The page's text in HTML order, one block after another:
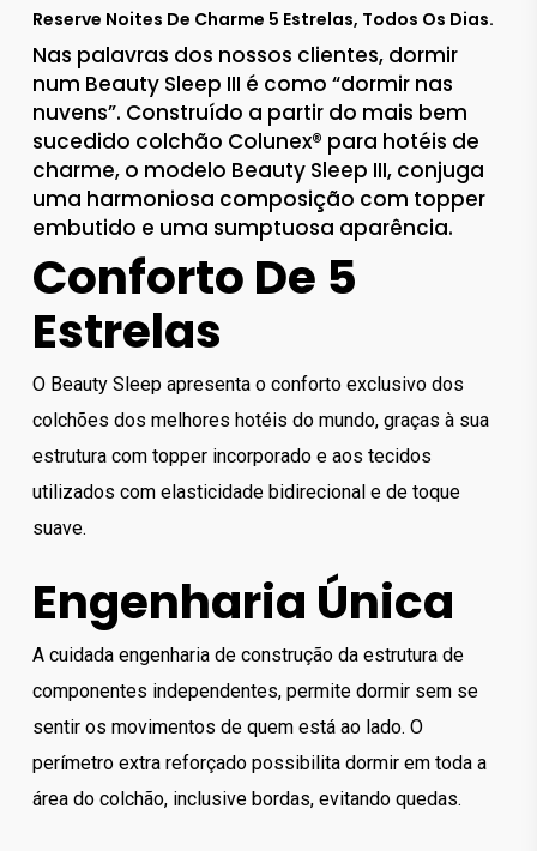
Reserve Noites De Charme 5 Estrelas, Todos Os Dias.
Nas palavras dos nossos clientes, dormir
num Beauty Sleep III é como “dormir nas
nuvens”. Construído a partir do mais bem
sucedido colchão Colunex® para hotéis de
charme, o modelo Beauty Sleep III, conjuga
uma harmoniosa composição com topper
embutido e uma sumptuosa aparência.
Conforto De 5
Estrelas
O Beauty Sleep apresenta o conforto exclusivo dos
colchões dos melhores hotéis do mundo, graças à sua
estrutura com topper incorporado e aos tecidos
utilizados com elasticidade bidirecional e de toque
suave.
Engenharia Única
A cuidada engenharia de construção da estrutura de
componentes independentes, permite dormir sem se
sentir os movimentos de quem está ao lado. O
perímetro extra reforçado possibilita dormir em toda a
área do colchão, inclusive bordas, evitando quedas.